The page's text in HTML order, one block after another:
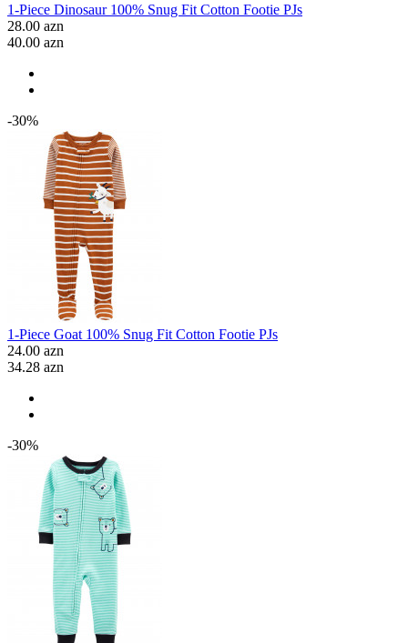
1-Piece Dinosaur 100% Snug Fit Cotton Footie PJs
28.00 azn
40.00 azn
-30%
1-Piece Goat 100% Snug Fit Cotton Footie PJs
24.00 azn
34.28 azn
-30%